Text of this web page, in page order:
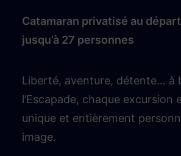
RÉSERVATION
Catamaran privatisé au
jusqu’à 27 personnes
Liberté, aventure, détente… à
l’Escapade, chaque excursion
unique et entièrement
image.